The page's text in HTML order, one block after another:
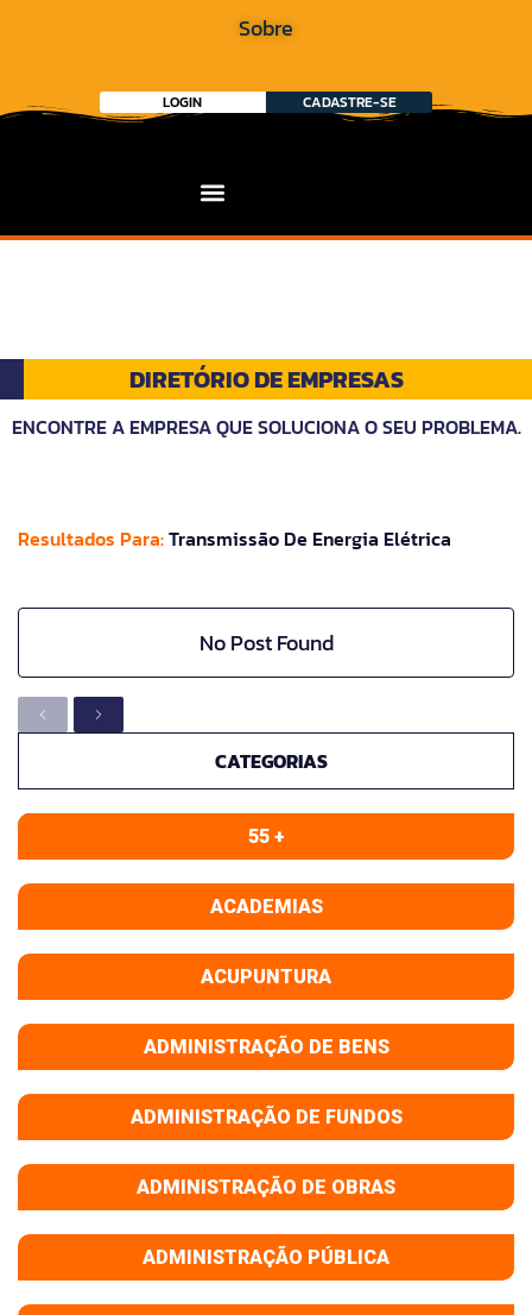
Sobre
LOGIN CADASTRE-SE
DIRETÓRIO DE EMPRESAS
ENCONTRE A EMPRESA QUE SOLUCIONA O SEU PROBLEMA.
Resultados Para:Transmissão De Energia Elétrica
No Post Found
CATEGORIAS
55 +
ACADEMIAS
ACUPUNTURA
ADMINISTRAÇÃO DE BENS
ADMINISTRAÇÃO DE FUNDOS
ADMINISTRAÇÃO DE OBRAS
ADMINISTRAÇÃO PÚBLICA